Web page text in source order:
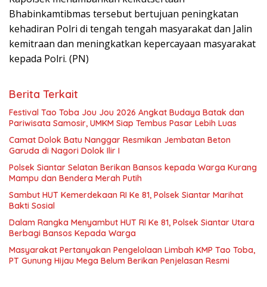
Bhabinkamtibmas tersebut bertujuan peningkatan
kehadiran Polri di tengah tengah masyarakat dan Jalin
kemitraan dan meningkatkan kepercayaan masyarakat
kepada Polri. (PN)
Berita Terkait
Festival Tao Toba Jou Jou 2026 Angkat Budaya Batak dan
Pariwisata Samosir, UMKM Siap Tembus Pasar Lebih Luas
Camat Dolok Batu Nanggar Resmikan Jembatan Beton
Garuda di Nagori Dolok Ilir I
Polsek Siantar Selatan Berikan Bansos kepada Warga Kurang
Mampu dan Bendera Merah Putih
Sambut HUT Kemerdekaan RI Ke 81, Polsek Siantar Marihat
Bakti Sosial
Dalam Rangka Menyambut HUT RI Ke 81, Polsek Siantar Utara
Berbagi Bansos Kepada Warga
Masyarakat Pertanyakan Pengelolaan Limbah KMP Tao Toba,
PT Gunung Hijau Mega Belum Berikan Penjelasan Resmi